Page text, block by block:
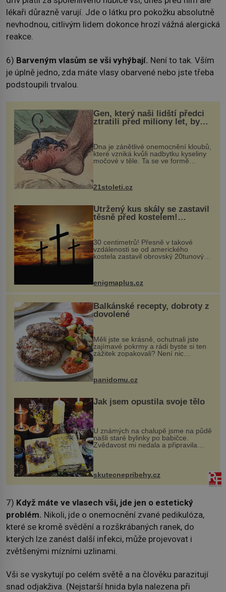
lékaři důrazně varují. Jde o látku pro pokožku absolutně
nevhodnou, citlivým lidem dokonce hrozí vážná alergická
reakce.
6) Barveným vlasům se vši vyhýbají. Není to tak. Vším
je úplně jedno, zda máte vlasy obarvené nebo jste třeba
podstoupili trvalou.
Gen, který naši lidští předci
ztratili před miliony let, by
mohl pomoci s léčbou
„nemoci králů“
Dna je zánětlivé onemocnění kloubů,
které vzniká kvůli nadbytku kyseliny
močové v těle. Ta se ve formě
nohou, a způsobuje bole...
21stoleti.cz
Utržený kus skály se zastavil
těsně před kostelem!
Ochránila ho boží síla?
30 centimetrů! Přesně v takové
vzdálenosti se od amerického
kostela zastavil obrovský 20tunový
...
enigmaplus.cz
Balkánské recepty, dobroty z
dovolené
Měli jste se krásně, ochutnali jste
zajímavé pokrmy a rádi byste si ten
zážitek zopakovali? Není nic
snazšího. Pljeskavica (10 porcí)
Možná jste ji ochutnali na dovolené v
panidomu.cz
Jak jsem opustila svoje tělo
U známých na chalupě jsme na půdě
našli staré bylinky po babičce.
Zvědavost mi nedala a připravila
jsem si z nich lektvar… Zimní pobyt
na chalupě se pro mě vlastní vinou
změnil v děsivý zážitek, na kt...
skutecnepribehy.cz
7) Když máte ve vlasech vši, jde jen o estetický
problém. Nikoli, jde o onemocnění zvané pedikulóza,
které se kromě svědění a rozškrábaných ranek, do
kterých lze zanést další infekci, může projevovat i
zvětšenými mízními uzlinami.
Vši se vyskytují po celém světě a na člověku parazitují
snad odjakživa. (Nejstarší hnida byla nalezena při